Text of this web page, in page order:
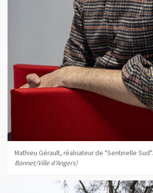
Mathieu Gérault, réalisateur de "Sentinelle Sud".
Bonnet/Ville d'Angers)